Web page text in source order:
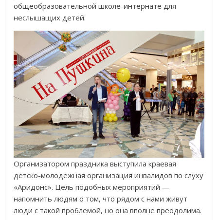
общеобразовательной школе-интернате для
неслышащих детей.
Организатором праздника выступила краевая
детско-молодежная организация инвалидов по слуху
«Аридонс». Цель подобных мероприятий —
напомнить людям о том, что рядом с нами живут
люди с такой проблемой, но она вполне преодолима.